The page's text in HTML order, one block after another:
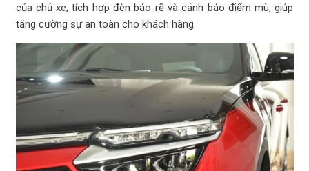
của chủ xe, tích hợp đèn báo rẽ và cảnh báo điểm mù, giúp
tăng cường sự an toàn cho khách hàng.